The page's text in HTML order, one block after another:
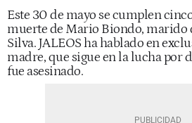
Este 30 de mayo se cumplen
muerte de Mario Biondo, marido
Silva. JALEOS ha hablado en
madre, que sigue en la lucha por
fue asesinado.